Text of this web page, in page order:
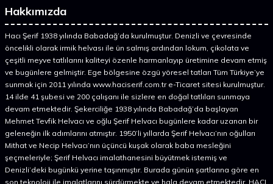
Hakkımızda
Hacı Şerif 1938 yılında Babadağ’da kurulmuştur. Denizli ve çevresinde
öncelikli olarak irmik helvası ile ün salmış ardından lokum, çikolata ve
çeşitli meyve tatlılarını kaliteyi özenle harmanlayıp üretimine devam etmiş
ve bugünlere gelmiştir. Ege bölgesine özgü yöresel tatları Tüm Türkiye’ye
sunmak için 2011 yılında www.haciserif.com.tr e-Ticaret sitesi kurulmuştur.
14 ilde 41 şubesi ve 200 çalışanı ile sizlere en doğal tatlıları sunmaya
devam etmektedir. Şekerciliğe 1938 yılında Babadağ’da başlayan
Mehmet Tevfik Helvacı ve oğlu Şerif Helvacı bugünlere kadar uzanan bir
geleneğin ilk adımlarını atmıştır. 1950’li yıllarda Şerif Helvacı’nın oğulları
Mithat ve Necip Helvacı’nın üçüncü kuşak olarak baba mesleğini
şeçmeleriyle; Şerif Helvacı imalathanesini büyütmek istemiş ve
Denizli’deki bugünkü yerine taşınmıştır. Burada günün şartlarına göre en
son teknoloji ile imalatlarını sürdürmekte ve hala devam etmektedir. HACI